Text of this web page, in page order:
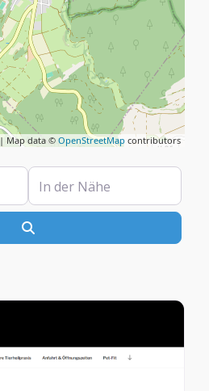
| Map data © OpenStreetMap contributors
In der Nähe